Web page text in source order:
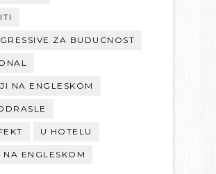
ZA BUDUCNOST
NA ENGLESKOM
U HOTELU
NA ENGLESKOM